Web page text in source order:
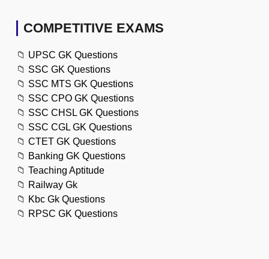
COMPETITIVE EXAMS
📁 UPSC GK Questions
📁 SSC GK Questions
📁 SSC MTS GK Questions
📁 SSC CPO GK Questions
📁 SSC CHSL GK Questions
📁 SSC CGL GK Questions
📁 CTET GK Questions
📁 Banking GK Questions
📁 Teaching Aptitude
📁 Railway Gk
📁 Kbc Gk Questions
📁 RPSC GK Questions